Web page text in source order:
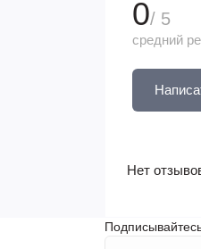
0/ 5
средний
Нет